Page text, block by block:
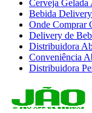
Cerveja Gelada
Bebida
Onde Comprar
Delivery de
Distribuidora
Conveniência
Distribuidora